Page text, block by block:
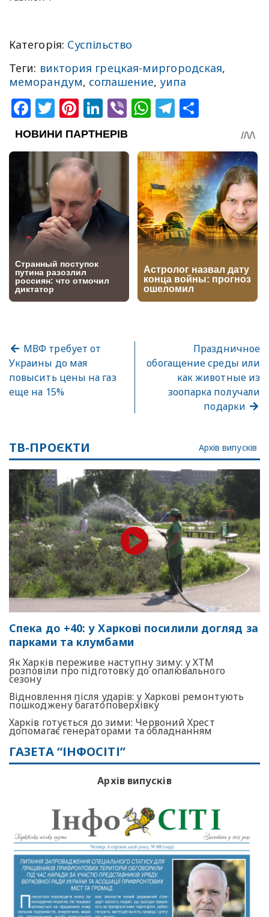
Категорія: Суспільство
Теги: виктория грецкая-миргородская,
меморандум, соглашение, уипа
Facebook
Twitter
Pinterest
LinkedIn
ViberWhatsApp
Telegram
МВФ требует от
Украины до мая
повысить цены на газ
еще на 15%
Праздничное
обогащение среды или
как животные из
зоопарка получали
подарки
ТВ-ПРОЄКТИ Архів випусків
Спека до +40: у Харкові посилили догляд за
парками та клумбами
Як Харків переживе наступну зиму: у ХТМ
розповіли про підготовку до опалювального
сезону
Відновлення після ударів: у Харкові ремонтують
пошкоджену багатоповерхівку
Харків готується до зими: Червоний Хрест
допомагає генераторами та обладнанням
ГАЗЕТА “ІНФОСІТІ”
Архів випусків